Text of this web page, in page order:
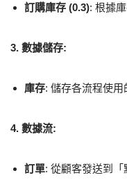
訂購庫存 (0.3): 根據
3. 數據儲存:
庫存: 儲存各流程使用
4. 數據流:
訂單: 從顧客發送到「